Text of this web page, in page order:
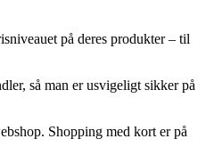
på deres produkter – til
så man er usvigeligt sikker på
Shopping med kort er på